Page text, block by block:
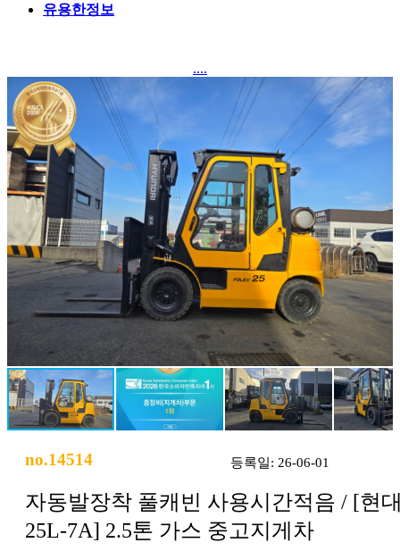
유용한정보
....
no.14514 등록일: 26-06-01
자동발장착 풀캐빈 사용시간적음 / [현
25L-7A] 2.5톤 가스 중고지게차